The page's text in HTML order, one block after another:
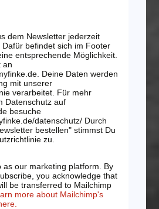
dem Newsletter jederzeit
befindet sich im Footer
entsprechende Möglichkeit.
an
Deine Daten werden
mit unserer
verarbeitet. Für mehr
Datenschutz auf
besuche
datenschutz/ Durch
bestellen" stimmst Du
zu.
as our marketing platform. By
you acknowledge that
be transferred to Mailchimp
more about Mailchimp's